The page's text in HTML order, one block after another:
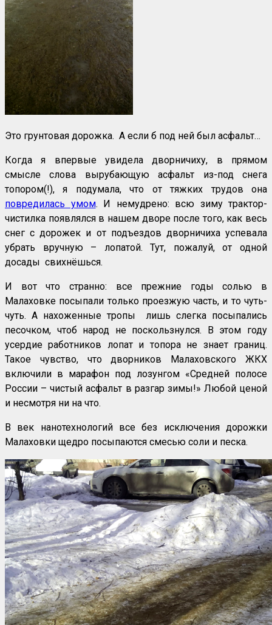
Это грунтовая дорожка. А если б под ней был асфальт…
Когда я впервые увидела дворничиху, в прямом
смысле слова вырубающую асфальт из-под снега
топором(!), я подумала, что от тяжких трудов она
повредилась умом. И немудрено: всю зиму трактор-
чистилка появлялся в нашем дворе после того, как весь
снег с дорожек и от подъездов дворничиха успевала
убрать вручную – лопатой. Тут, пожалуй, от одной
досады свихнёшься.
И вот что странно: все прежние годы солью в
Малаховке посыпали только проезжую часть, и то чуть-
чуть. А нахоженные тропы лишь слегка посыпались
песочком, чтоб народ не поскользнулся. В этом году
усердие работников лопат и топора не знает границ.
Такое чувство, что дворников Малаховского ЖКХ
включили в марафон под лозунгом «Средней полосе
России – чистый асфальт в разгар зимы!» Любой ценой
и несмотря ни на что.
В век нанотехнологий все без исключения дорожки
Малаховки щедро посыпаются смесью соли и песка.